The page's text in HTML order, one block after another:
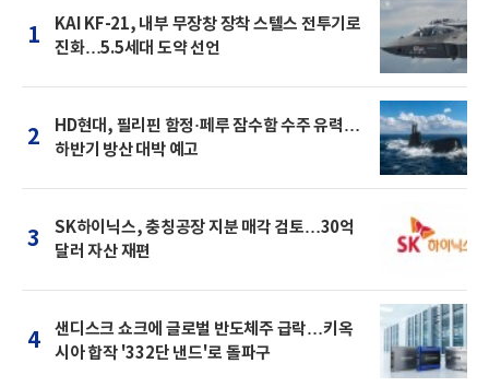
1
KAI KF-21, 내부 무장창 장착 스텔스 전투기로
진화…5.5세대 도약 선언
2
HD현대, 필리핀 함정·페루 잠수함 수주 유력…
하반기 방산 대박 예고
3
SK하이닉스, 충칭공장 지분 매각 검토…30억
달러 자산 재편
4
샌디스크 쇼크에 글로벌 반도체주 급락…키옥
시아 합작 '332단 낸드'로 돌파구